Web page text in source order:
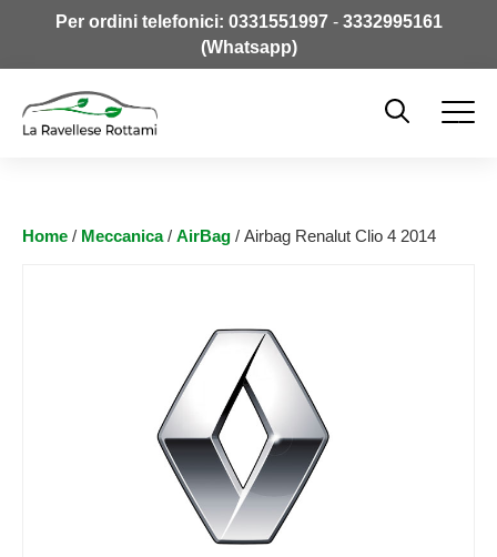
Per ordini telefonici: 0331551997- 3332995161
(Whatsapp)
Home / Meccanica/ AirBag / Airbag Renalut Clio 4 2014